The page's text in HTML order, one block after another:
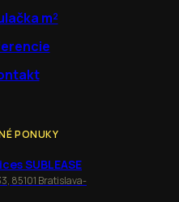
m²
PONUKY
SUBLEASE
85101 Bratislava-